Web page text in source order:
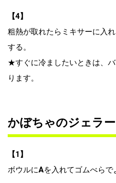
【4】
粗熱が取れたらミキサーに入
する。
★すぐに冷ましたいときは、
ります。
かぼちゃのジェラ
【1】
ボウルにAを入れてゴムべらで